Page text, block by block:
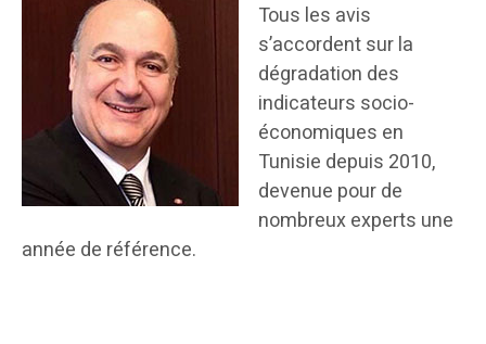
Tous les avis
s’accordent sur la
dégradation des
indicateurs socio-
économiques en
Tunisie depuis 2010,
devenue pour de
nombreux experts une
année de référence.